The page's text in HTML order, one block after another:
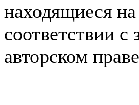
находящиеся
соответствии
авторском